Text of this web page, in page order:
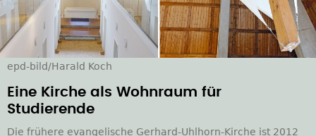
epd-bild/Harald Koch
Eine Kirche als Wohnraum für
Studierende
Die frühere evangelische Gerhard-Uhlhorn-Kirche ist 2012